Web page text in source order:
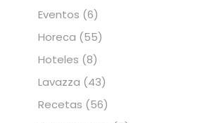
Eventos (6)
Horeca (55)
Hoteles (8)
Lavazza (43)
Recetas (56)